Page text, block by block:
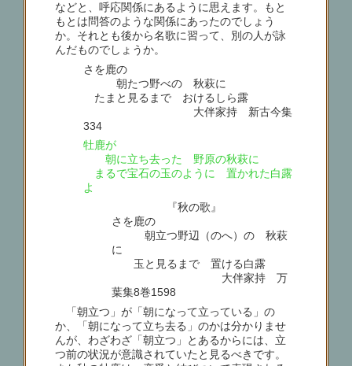
などと、呼応関係にあるように思えます。もと
もとは問答のような関係にあったのでしょう
か。それとも後から名歌に習って、別の人が詠
んだものでしょうか。
さを鹿の
朝たつ野べの 秋萩に
たまと見るまで おけるしら露
大伴家持 新古今集
334
牡鹿が
朝に立ち去った 野原の秋萩に
まるで宝石の玉のように 置かれた白露
よ
『秋の歌』
さを鹿の
朝立つ野辺（のへ）の 秋萩
に
玉と見るまで 置ける白露
大伴家持 万
葉集8巻1598
「朝立つ」が「朝になって立っている」の
か、「朝になって立ち去る」のかは分かりませ
んが、わざわざ「朝立つ」とあるからには、立
つ前の状況が意識されていたと見るべきです。